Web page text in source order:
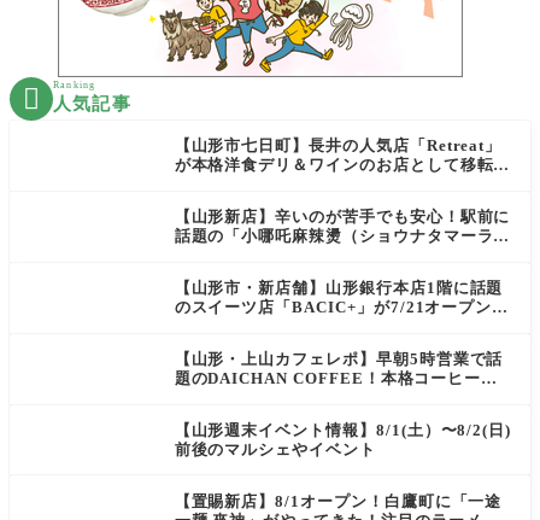
 Ranking
人気記事
【山形市七日町】長井の人気店「Retreat」
が本格洋食デリ＆ワインのお店として移転オ
【山形新店】辛いのが苦手でも安心！駅前に
話題の「小哪吒麻辣燙（ショウナタマーラー
【山形市・新店舗】山形銀行本店1階に話題
のスイーツ店「BACIC+」が7/21オープン！
【山形・上山カフェレポ】早朝5時営業で話
題のDAICHAN COFFEE！本格コーヒーを
【山形週末イベント情報】8/1(土）〜8/2(日)
前後のマルシェやイベント
【置賜新店】8/1オープン！白鷹町に「一途